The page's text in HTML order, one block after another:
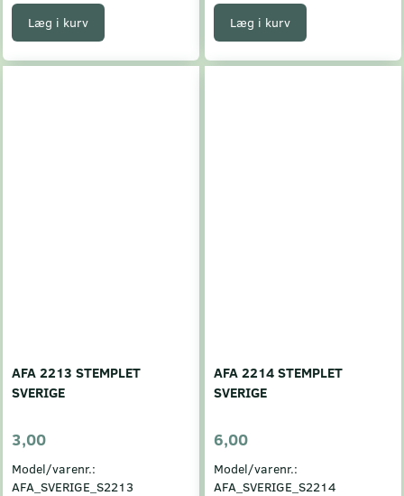
Læg i kurv Læg i kurv
AFA 2213 STEMPLET
SVERIGE
3,00
Model/varenr.:
AFA_SVERIGE_S2213
AFA 2214 STEMPLET
SVERIGE
6,00
Model/varenr.:
AFA_SVERIGE_S2214